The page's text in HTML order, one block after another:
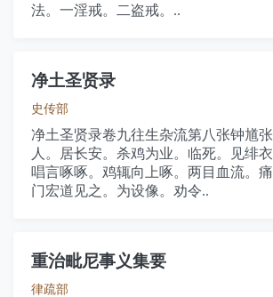
法。一淫戒。二盗戒。..
净土圣贤录
史传部
净土圣贤录卷九往生杂流第八张钟馗
人。居长安。杀鸡为业。临死。见绯衣
唱言啄啄。鸡辄向上啄。两目血流。
门宏道见之。为设像。劝令..
重治毗尼事义集要
律疏部